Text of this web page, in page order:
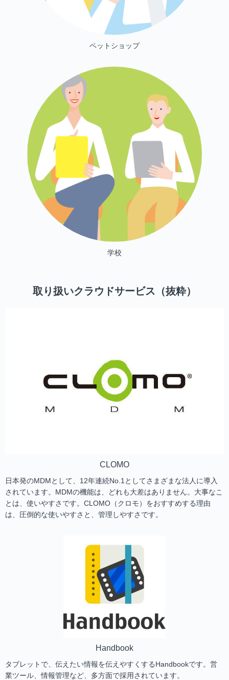
ペットショップ
学校
取り扱いクラウドサービス（抜粋）
CLOMO
日本発のMDMとして、12年連続No.1としてさまざまな法人に導入
されています。MDMの機能は、どれも大差はありません。大事なこ
とは、使いやすさです。CLOMO（クロモ）をおすすめする理由
は、圧倒的な使いやすさと、管理しやすさです。
Handbook
タブレットで、伝えたい情報を伝えやすくするHandbookです。営
業ツール、情報管理など、多方面で採用されています。